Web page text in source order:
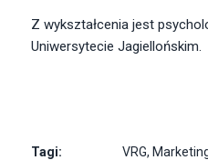
Z wykształcenia jest
Uniwersytecie Jagiellońskim.
Tagi: VRG,